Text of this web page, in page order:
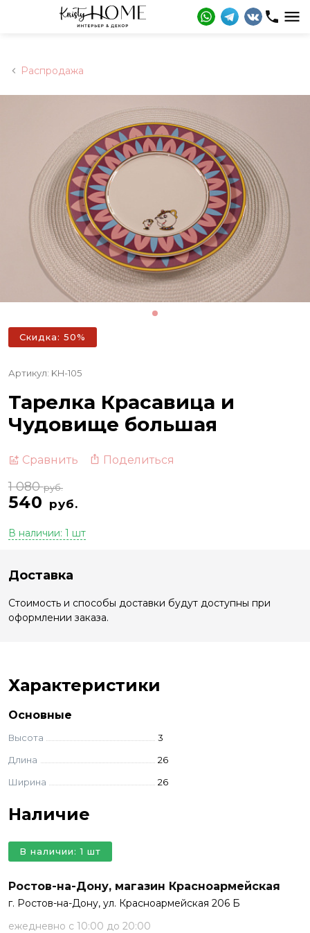
Распродажа
Скидка: 50%
Артикул: KH-105
Тарелка Красавица и
Чудовище большая
Сравнить Поделиться
540 руб.
1 080руб.
В наличии: 1 шт
Доставка
Стоимость и способы доставки будут доступны при
оформлении заказа.
Характеристики
Основные
Высота
3
Длина
26
Ширина
26
Наличие
Ростов-на-Дону, магазин Красноармейская
г. Ростов-на-Дону, ул. Красноармейская 206 Б
ежедневно с 10:00 до 20:00
В наличии: 1 шт